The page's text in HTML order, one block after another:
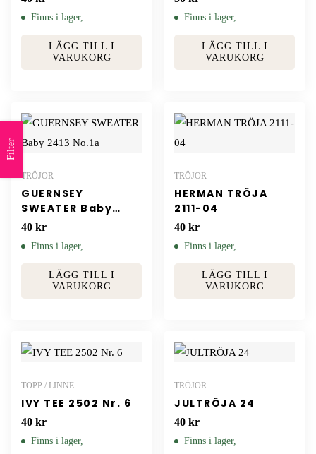
Filter
Finns i lager,
LÄGG TILL I
VARUKORG
Finns i lager,
LÄGG TILL I
VARUKORG
TRÖJOR
GUERNSEY
SWEATER Baby
2413 No.1a
40 kr
Finns i lager,
LÄGG TILL I
VARUKORG
TRÖJOR
HERMAN TRÖJA
2111-04
40 kr
Finns i lager,
LÄGG TILL I
VARUKORG
TOPP / LINNE
IVY TEE 2502 Nr. 6
40 kr
Finns i lager,
TRÖJOR
JULTRÖJA 24
40 kr
Finns i lager,